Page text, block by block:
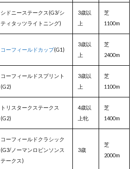
シドニーステークス(G3/シ
ティタッツライトニング)
3歳以
上
芝
1100m
コーフィールドカップ(G1)
3歳以
上
芝
2400m
コーフィールドスプリント
(G2)
3歳以
上
芝
1100m
トリスタークステークス
(G2)
4歳以
上牝
芝
1400m
コーフィールドクラシック
(G3/ノーマンロビンソンス
テークス)
3歳
芝
2000m